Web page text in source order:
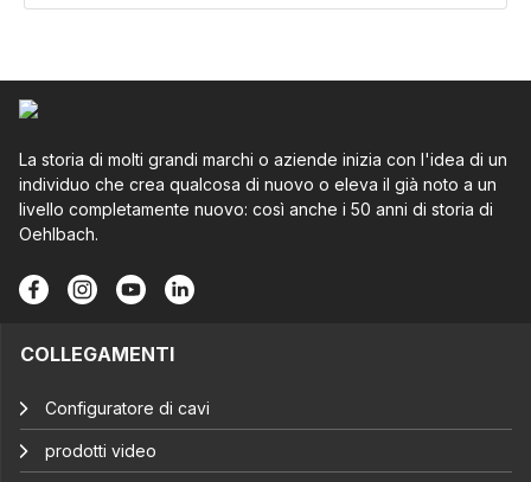
La storia di molti grandi marchi o aziende inizia con l'idea di un
individuo che crea qualcosa di nuovo o eleva il già noto a un
livello completamente nuovo: così anche i 50 anni di storia di
Oehlbach.
COLLEGAMENTI
Configuratore di cavi
prodotti video